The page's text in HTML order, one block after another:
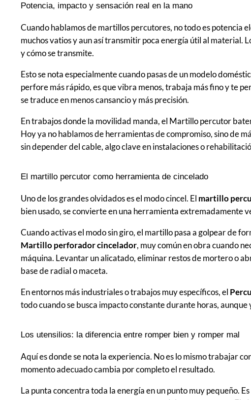
Potencia, impacto y sensación real en la mano
Cuando hablamos de martillos percutores, no todo es
muchos vatios y aun así transmitir poca energía útil al material.
y cómo se transmite.
Esto se nota especialmente cuando pasas de un modelo
perfore más rápido, es que vibra menos, trabaja más fino y te
se traduce en menos cansancio y más precisión.
En trabajos donde la movilidad manda, el Martillo percutor
Hoy ya no hablamos de herramientas de compromiso, sino de
sin depender del cable, algo clave en instalaciones o
El martillo percutor como herramienta de cincelado
Uno de los grandes olvidados es el modo cincel. El martillo
bien usado, se convierte en una herramienta extremadamente
Cuando activas el modo sin giro, el martillo pasa a golpear de
Martillo perforador cincelador, muy común en obra cuando
máquina. Levantar un alicatado, eliminar restos de mortero o
base de radial o maceta.
En entornos más industriales o trabajos muy específicos, el
todo cuando se busca impacto constante durante horas,
Los utensilios: la diferencia entre romper bien y romper mal
Aquí es donde se nota la experiencia. No es lo mismo trabajar
momento adecuado cambia por completo el resultado.
La punta concentra toda la energía en un punto muy pequeño.